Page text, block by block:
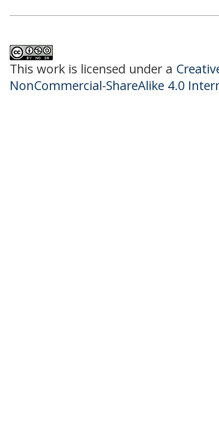
This work is licensed under a
NonCommercial-ShareAlike 4.0